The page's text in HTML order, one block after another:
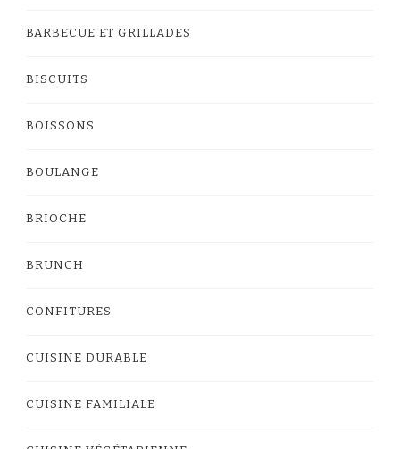
BARBECUE ET GRILLADES
BISCUITS
BOISSONS
BOULANGE
BRIOCHE
BRUNCH
CONFITURES
CUISINE DURABLE
CUISINE FAMILIALE